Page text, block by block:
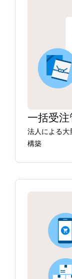
一括受
法人による大
構築